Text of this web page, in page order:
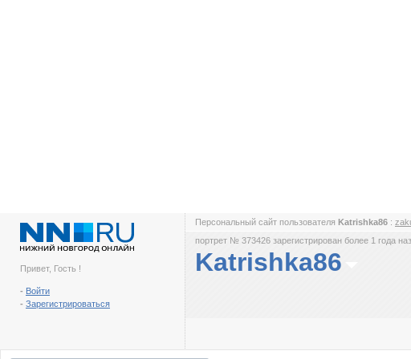
Привет, Гость !
- Войти
- Зарегистрироваться
Персональный сайт пользователя Katrishka86 :
портрет № 373426 зарегистрирован более 1 года
Katrishka86